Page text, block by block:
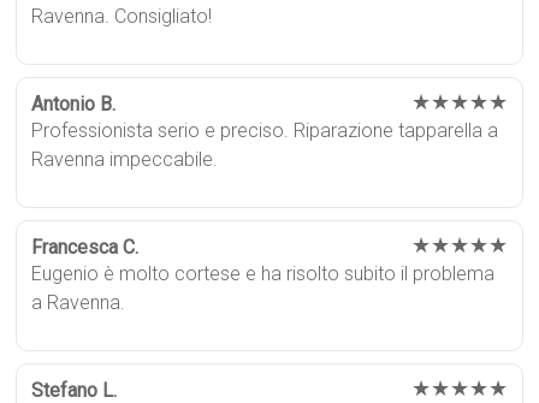
Ravenna. Consigliato!
Antonio B. ★★★★★
Professionista serio e preciso. Riparazione tapparella a
Ravenna impeccabile.
Francesca C. ★★★★★
Eugenio è molto cortese e ha risolto subito il problema
a Ravenna.
Stefano L. ★★★★★